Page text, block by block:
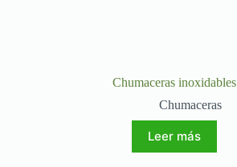
Chumaceras inoxidables
Chumaceras
Leer más